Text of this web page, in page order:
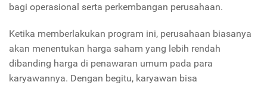
bagi operasional serta perkembangan perusahaan.
Ketika memberlakukan program ini, perusahaan biasanya
akan menentukan harga saham yang lebih rendah
dibanding harga di penawaran umum pada para
karyawannya. Dengan begitu, karyawan bisa